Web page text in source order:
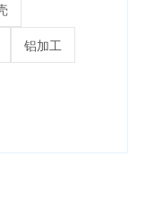
铝加工